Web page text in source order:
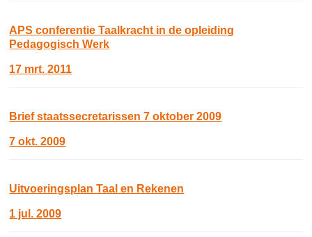
APS conferentie Taalkracht in de opleiding
Pedagogisch Werk
17 mrt. 2011
Brief staatssecretarissen 7 oktober 2009
7 okt. 2009
Uitvoeringsplan Taal en Rekenen
1 jul. 2009